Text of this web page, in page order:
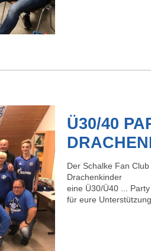
Ü30/40
Der Schalke Fan
Drachenkinder
eine Ü30/Ü40 ...
für eure